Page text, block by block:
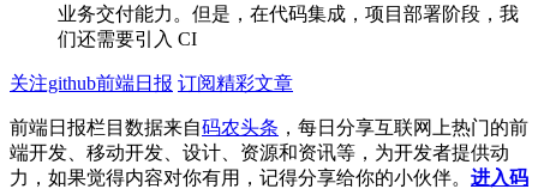
业务交付能力。但是，在代码集成，项目部署阶段，我
们还需要引入 CI
关注github前端日报 订阅精彩文章
前端日报栏目数据来自码农头条 ，每日分享互联网上热门的前
端开发、移动开发、设计、资源和资讯等，为开发者提供动
力，如果觉得内容对你有用，记得分享给你的小伙伴。 进入码